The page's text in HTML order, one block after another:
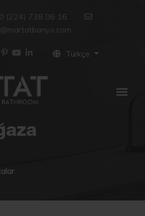
(224) 738 06 16
Türkçe